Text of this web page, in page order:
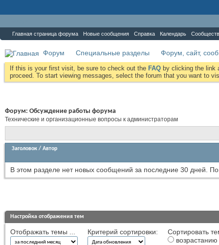
Главная страница форума Новые сообщения Справка Календарь
Форум Специальные разделы Форум, сайт,
If this is your first visit, be sure to check out the FAQ by clicking the link
proceed. To start viewing messages, select the forum that you want to
Форум: Обсуждение работы форума
Технические и организационные вопросы к администраторам
Заголовок / Автор
В этом разделе нет новых сообщений за последние 30 дней.
Настройка отображения тем
Отображать темы ... Критерий сортировки:
Сортировать
возрастанию